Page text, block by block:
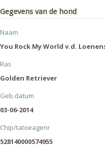
Gegevens van de hond
Naam
You Rock My World v.d.
Ras
Golden Retriever
Geb.datum
03-06-2014
Chip/tatoeagenr
528140000574955